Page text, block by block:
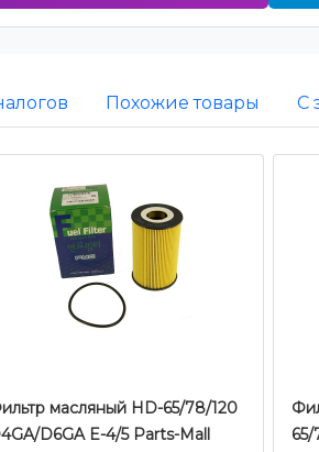
Похожие товары С
масляный HD-65/78/120
D6GA E-4/5 Parts-Mall